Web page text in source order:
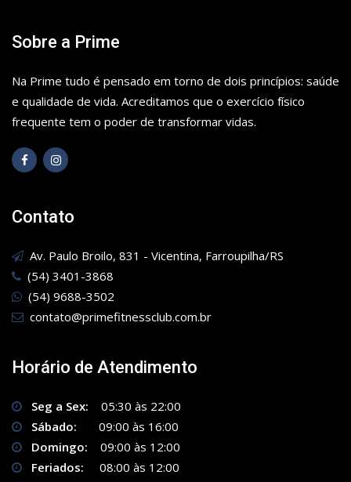
Sobre a Prime
Na Prime tudo é pensado em torno de dois princípios: saúde
e qualidade de vida. Acreditamos que o exercício físico
frequente tem o poder de transformar vidas.
Contato
Av. Paulo Broilo, 831 - Vicentina, Farroupilha/RS
(54) 3401-3868
(54) 9688-3502
contato@primefitnessclub.com.br
Horário de Atendimento
Seg a Sex: 05:30 às 22:00
Sábado: 09:00 às 16:00
Domingo: 09:00 às 12:00
Feriados:
08:00 às 12:00